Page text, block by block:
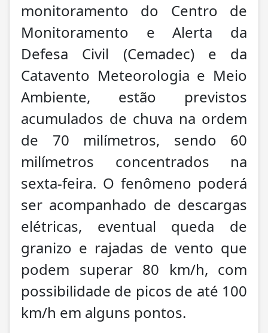
monitoramento do Centro de
Monitoramento e Alerta da
Defesa Civil (Cemadec) e da
Catavento Meteorologia e Meio
Ambiente, estão previstos
acumulados de chuva na ordem
de 70 milímetros, sendo 60
milímetros concentrados na
sexta-feira. O fenômeno poderá
ser acompanhado de descargas
elétricas, eventual queda de
granizo e rajadas de vento que
podem superar 80 km/h, com
possibilidade de picos de até 100
km/h em alguns pontos.